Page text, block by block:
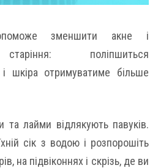
зменшити акне і
поліпшиться
і шкіра отримуватиме більше
та лайми відлякують павуків.
сік з водою і розпорошіть
на підвіконнях і скрізь, де ви